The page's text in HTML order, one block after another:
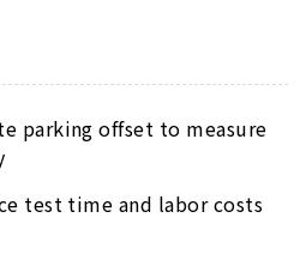
parking offset to measure
test time and labor costs